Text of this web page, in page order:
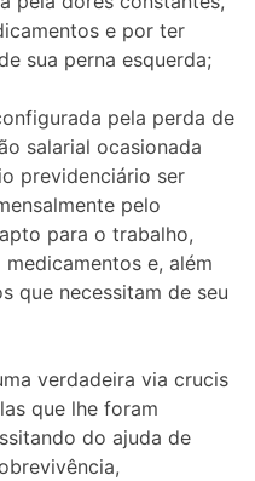
e por ter
sua perna esquerda;
pela perda de
salarial ocasionada
previdenciário ser
pelo
para o trabalho,
e, além
que necessitam de seu
verdadeira via crucis
que lhe foram
do ajuda de